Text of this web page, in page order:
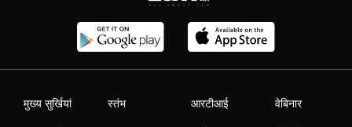
मुख्य सुर्खियां स्तंभ आरटीआई वेबिनार